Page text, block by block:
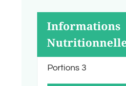
Informations
Portions 3